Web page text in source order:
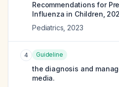
Recommendations for
Influenza in Children,
Pediatrics 2023
4 Guideline
the diagnosis and
media.